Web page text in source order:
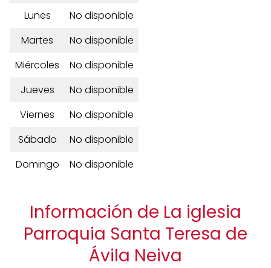
Lunes
No disponible
Martes
No disponible
Miércoles
No disponible
Jueves
No disponible
Viernes
No disponible
Sábado
No disponible
Domingo
No disponible
Información de La iglesia
Parroquia Santa Teresa de
Ávila Neiva